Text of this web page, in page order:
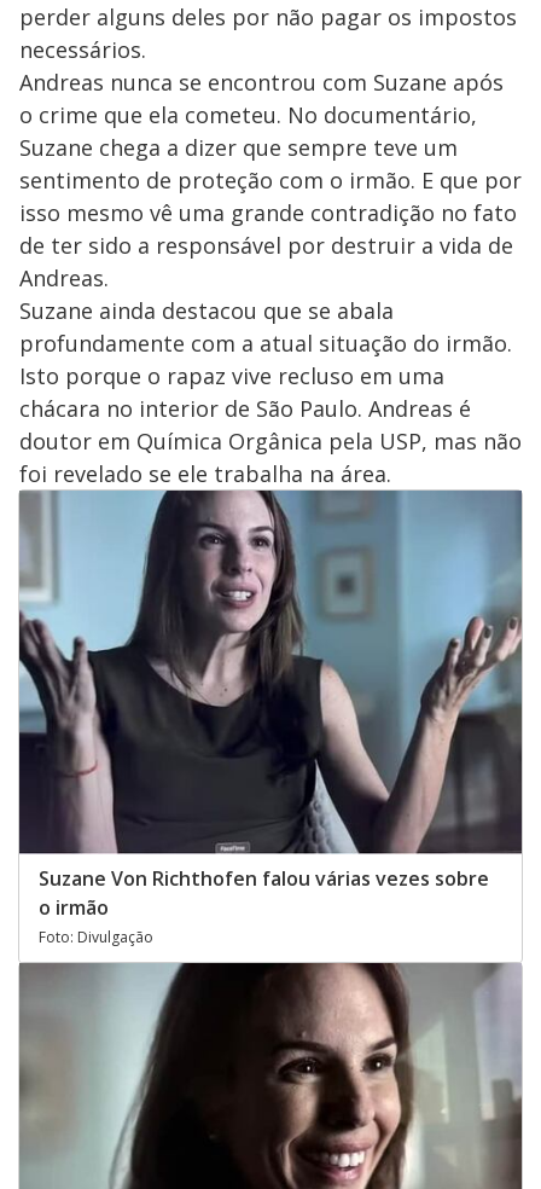
perder alguns deles por não pagar os impostos
necessários.
Andreas nunca se encontrou com Suzane após
o crime que ela cometeu. No documentário,
Suzane chega a dizer que sempre teve um
sentimento de proteção com o irmão. E que por
isso mesmo vê uma grande contradição no fato
de ter sido a responsável por destruir a vida de
Andreas.
Suzane ainda destacou que se abala
profundamente com a atual situação do irmão.
Isto porque o rapaz vive recluso em uma
chácara no interior de São Paulo. Andreas é
doutor em Química Orgânica pela USP, mas não
foi revelado se ele trabalha na área.
Suzane Von Richthofen falou várias vezes sobre
o irmão
Foto: Divulgação